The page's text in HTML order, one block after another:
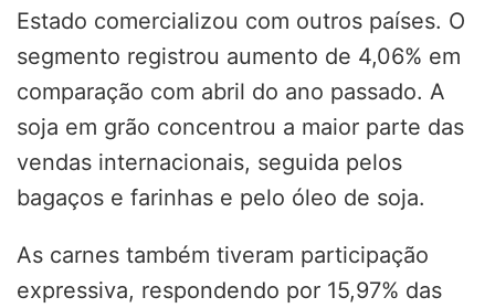
Estado comercializou com outros países. O
segmento registrou aumento de 4,06% em
comparação com abril do ano passado. A
soja em grão concentrou a maior parte das
vendas internacionais, seguida pelos
bagaços e farinhas e pelo óleo de soja.
As carnes também tiveram participação
expressiva, respondendo por 15,97% das